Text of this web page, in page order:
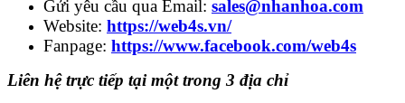
Gửi yêu cầu qua Email: sales@nhanhoa.com
Website: https://web4s.vn/
Fanpage: https://www.facebook.com/web4s
Liên hệ trực tiếp tại một trong 3 địa chỉ